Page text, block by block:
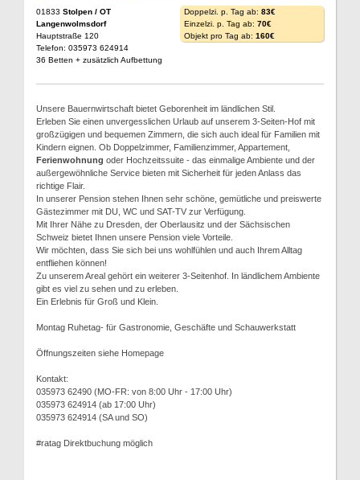
01833 Stolpen / OT
Langenwolmsdorf
Hauptstraße 120
Telefon: 035973 624914
36 Betten + zusätzlich Aufbettung
Doppelzi. p. Tag ab: 83€
Einzelzi. p. Tag ab: 70€
Objekt pro Tag ab: 160€
Unsere Bauernwirtschaft bietet Geborenheit im ländlichen Stil.
Erleben Sie einen unvergesslichen Urlaub auf unserem 3-Seiten-Hof mit
großzügigen und bequemen Zimmern, die sich auch ideal für Familien mit
Kindern eignen. Ob Doppelzimmer, Familienzimmer, Appartement,
Ferienwohnung oder Hochzeitssuite - das einmalige Ambiente und der
außergewöhnliche Service bieten mit Sicherheit für jeden Anlass das
richtige Flair.
In unserer Pension stehen Ihnen sehr schöne, gemütliche und preiswerte
Gästezimmer mit DU, WC und SAT-TV zur Verfügung.
Mit Ihrer Nähe zu Dresden, der Oberlausitz und der Sächsischen
Schweiz bietet Ihnen unsere Pension viele Vorteile.
Wir möchten, dass Sie sich bei uns wohlfühlen und auch Ihrem Alltag
entfliehen können!
Zu unserem Areal gehört ein weiterer 3-Seitenhof. In ländlichem Ambiente
gibt es viel zu sehen und zu erleben.
Ein Erlebnis für Groß und Klein.
Montag Ruhetag- für Gastronomie, Geschäfte und Schauwerkstatt
Öffnungszeiten siehe Homepage
Kontakt:
035973 62490 (MO-FR: von 8:00 Uhr - 17:00 Uhr)
035973 624914 (ab 17:00 Uhr)
035973 624914 (SA und SO)
#ratag Direktbuchung möglich